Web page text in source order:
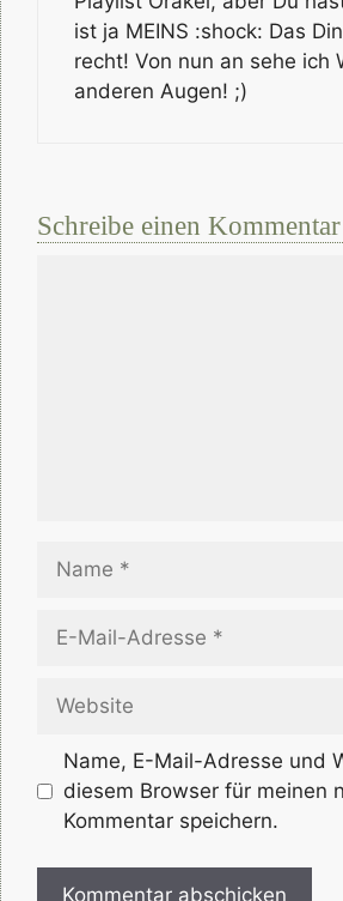
ist ja MEINS :shock: Das
recht! Von nun an sehe ich
anderen Augen! ;)
Schreibe einen Kommentar
Name
Website
Name, E-Mail-Adresse und
diesem Browser für meinen
Kommentar speichern.